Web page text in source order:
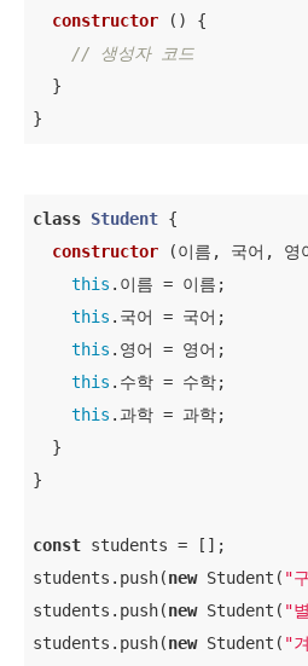
constructor ( ) {
// 생성자 코드
  }
}
class Student {
constructor (이름, 국어, 영
this .이름 = 이름;
this .국어 = 국어;
this .영어 = 영어;
this .수학 = 수학;
this .과학 = 과학;
  }
}
const students = [];
students.push(new Student( "
students.push(new Student( "
students.push(new Student( "